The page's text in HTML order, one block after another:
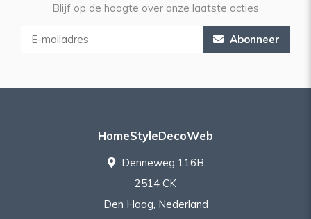
Blijf op de hoogte over onze laatste acties
Abonneer
HomeStyleDecoWeb
Denneweg 116B
2514 CK
Den Haag, Nederland